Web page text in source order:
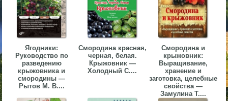
Ягодники:
Руководство по
разведению
крыжовника и
смородины —
Рытов М. В....
Смородина красная,
черная, белая.
Крыжовник —
Холодный С....
Смородина и
крыжовник:
Выращивание,
хранение и
заготовка, целебные
свойства —
Замулина Т....
▼
▼